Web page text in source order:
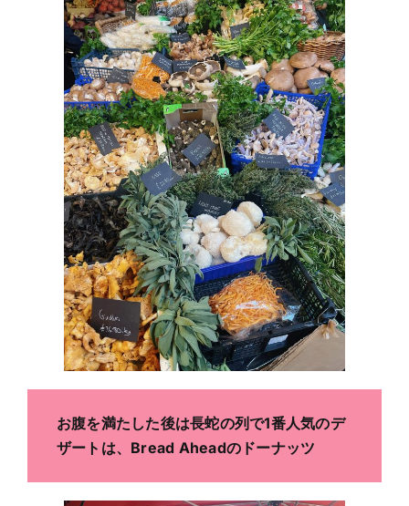
お腹を満たした後は長蛇の列で1番人気のデ
ザートは、Bread Aheadのドーナッツ